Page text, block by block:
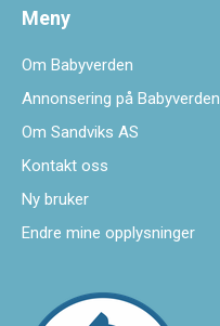
Meny
Om Babyverden
Annonsering på Babyverden
Om Sandviks AS
Kontakt oss
Ny bruker
Endre mine opplysninger